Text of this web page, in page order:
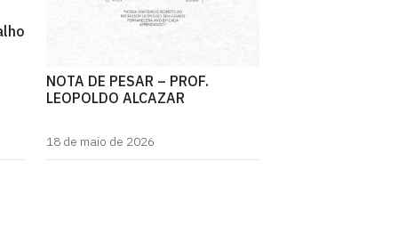
NOTA DE PESAR – PROF.
LEOPOLDO ALCAZAR
18 de maio de 2026